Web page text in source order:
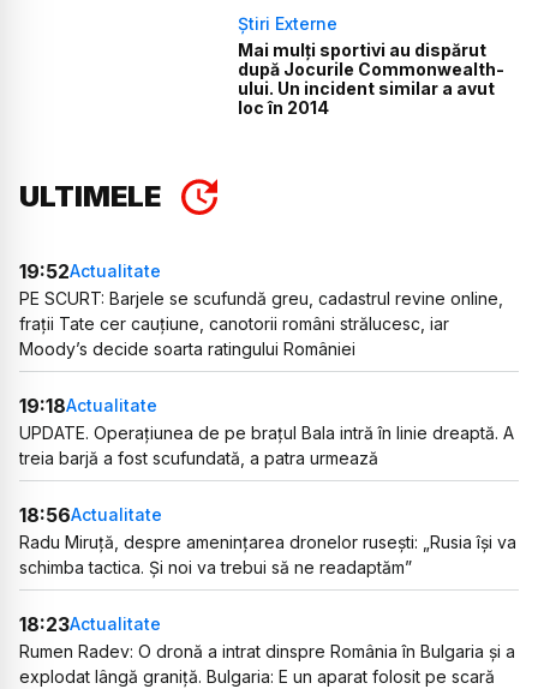
Știri Externe
Mai mulți sportivi au dispărut
după Jocurile Commonwealth-
ului. Un incident similar a avut
loc în 2014
ULTIMELE
19:52Actualitate
PE SCURT: Barjele se scufundă greu, cadastrul revine online,
frații Tate cer cauțiune, canotorii români strălucesc, iar
Moody’s decide soarta ratingului României
19:18Actualitate
UPDATE. Operațiunea de pe brațul Bala intră în linie dreaptă. A
treia barjă a fost scufundată, a patra urmează
18:56Actualitate
Radu Miruță, despre amenințarea dronelor rusești: „Rusia își va
schimba tactica. Și noi va trebui să ne readaptăm”
18:23Actualitate
Rumen Radev: O dronă a intrat dinspre România în Bulgaria și a
explodat lângă graniță. Bulgaria: E un aparat folosit pe scară